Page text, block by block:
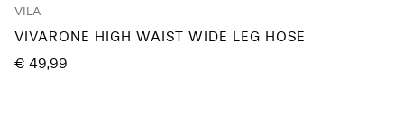
VILA
VIVARONE HIGH WAIST WIDE LEG HOSE
€ 49,99